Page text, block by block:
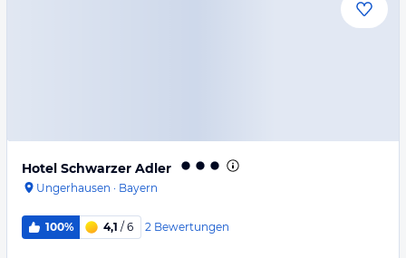
Hotel Schwarzer Adler
Ungerhausen · Bayern
100% 4,1 / 6 2 Bewertungen